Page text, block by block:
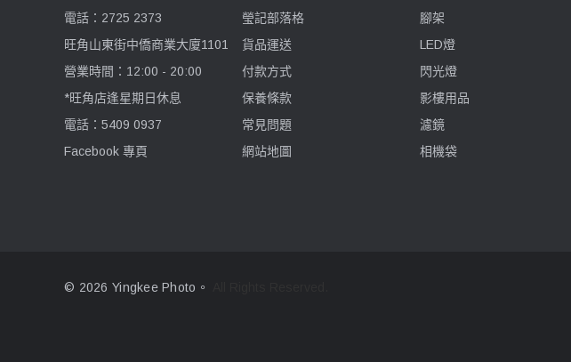
電話：2725 2373
旺角山東街中僑商業大廈1101
營業時間：12:00 - 20:00
*旺角店逢星期日休息
電話：5409 0937
Facebook 專頁
瑩記部落格
貨品運送
付款方式
保養條款
常見問題
網站地圖
腳架
LED燈
閃光燈
影樓用品
濾鏡
相機袋
© 2026 Yingkee Photo。